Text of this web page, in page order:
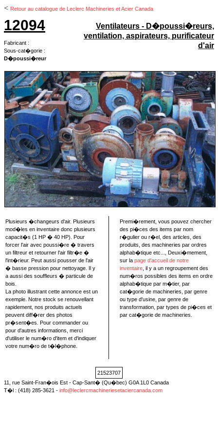
< Retour au catalogue de Leclerc Machineries et Acier Canada
12094
Fabricant :
Sous-cat�gorie :
D�poussi�reur
Ventilateurs - D�poussi�reurs,
ventilation, aspirateurs, purificateur
d'air
Plusieurs �changeurs d'air. Plusieurs
mod�les en inventaire donc plusieurs
capacit�s (1 HP � 40 HP). Pour
forcer l'air avec poussi�re � travers
un filtreur et retourner l'air filtr�e �
l'int�rieur. Peut aussi pousser de l'air
� basse pression pour nettoyage. Il y
a aussi des souffleurs � particule de
bois.
La photo illustrant cette annonce est un
exemple. Notre stock se renouvellant
rapidement, nos produits actuels
peuvent diff�rer des photos
pr�sent�es. Pour commander ou
pour d'autres informations, merci
d'utiliser le num�ro d'item et d'indiquer
votre num�ro de t�l�phone.
Premi�rement, vous pouvez chercher
des pi�ces des items par nom
r�gulier ou r�el, des articles, des
produits, des machineries par ordres
alphab�tique etc..., Deuxi�mement,
sur la page d'accueil de notre
inventaire , il y a un regroupement des
num�ros possibles des items en ordre
alphab�tique par m�tier, par
cat�gorie de machineries, par genre
ou type d'usine, par genre de
transformation, par types de pi�ces et
par cat�gorie de machineries.
21523707
11, rue Saint-Fran�ois Est - Cap-Sant� (Qu�bec) G0A 1L0 Canada
T�l : (418) 285-3621 - info@leclercmachineriesetaciercanada.com